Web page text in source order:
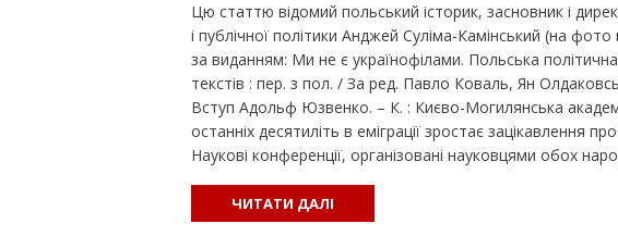
Цю статтю відомий польський історик, засновник і
і публічної політики Анджей Суліма-Камінський (на
за виданням: Ми не є українофілами. Польська політична
текстів : пер. з пол. / За ред. Павло Коваль, Ян
Вступ Адольф Юзвенко. – К. : Києво-Могилянська
останніх десятиліть в еміграції зростає зацікавлення
Наукові конференції, організовані науковцями обох
ЧИТАТИ ДАЛІ